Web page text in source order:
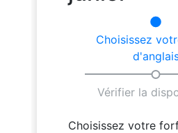
Voyager avec un Accompagnater
Photos
Quote
Vidéo